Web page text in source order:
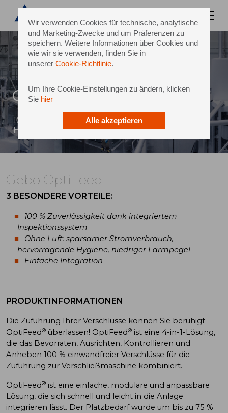
Wir verwenden Cookies für technische, analytische
und Marketing-Zwecke und um Präferenzen zu
speichern. Weitere Informationen über Cookies und
wie wir sie verwenden, finden Sie in
unserer Cookie-Richtlinie.
Um Ihre Cookie-Einstellungen zu ändern, klicken
Sie hier
Alle akzeptieren
Gebo OptiFeed
100 % zuverlässige und stromsparende
Highspeed-Verschlusszuführung
Gebo OptiFeed
3 BESONDERE VORTEILE:
100 % Zuverlässigkeit dank integriertem
Inspektionssystem
Ohne Luft: sparsamer Stromverbrauch,
hervorragende Hygiene, niedriger Lärmpegel
Einfache Integration
PRODUKTINFORMATIONEN
Die Zuführung Ihrer Verschlüsse können Sie beruhigt
OptiFeed® überlassen! OptiFeed® ist eine 4-in-1-Lösung,
die das Bevorraten, Ausrichten, Kontrollieren und
Anheben 100 % einwandfreier Verschlüsse für die
Zuführung zur Verschließmaschine kombiniert.
OptiFeed® ist eine einfache, modulare und anpassbare
Lösung, die sich schnell und leicht in die Anlage
integrieren lässt. Der Platzbedarf wurde um bis zu 75 %